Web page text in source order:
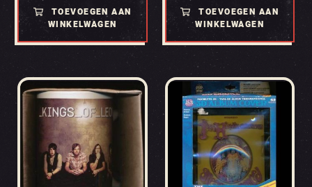
TOEVOEGEN AAN
WINKELWAGEN
TOEVOEGEN AAN
WINKELWAGEN